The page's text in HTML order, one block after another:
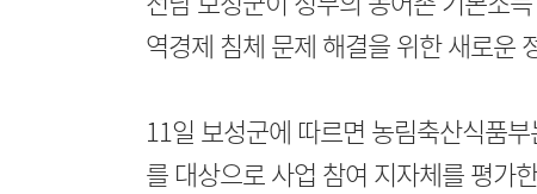
역경제 침체 문제 해결을 위한 새로운
11일 보성군에 따르면 농림축산식품
를 대상으로 사업 참여 지자체를 평가